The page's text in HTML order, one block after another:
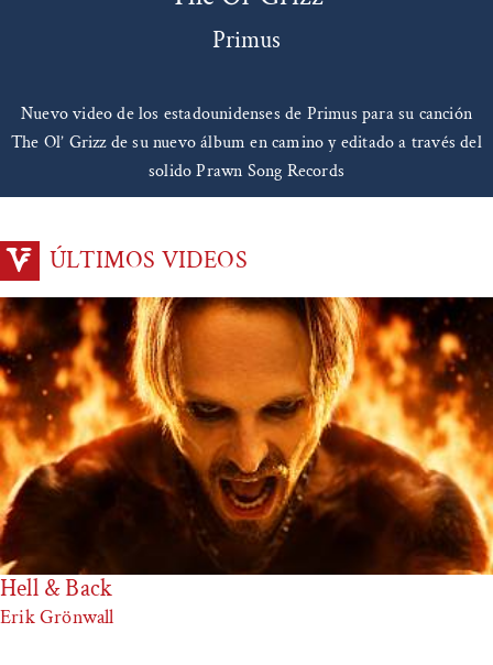
Primus
Nuevo video de los estadounidenses de Primus para su canción
The Ol’ Grizz de su nuevo álbum en camino y editado a través del
solido Prawn Song Records
ÚLTIMOS VIDEOS
Hell & Back
Erik Grönwall